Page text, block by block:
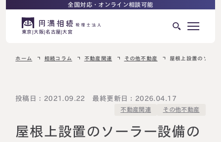
全国対応・オンライン相談可能
東京 大阪 名古屋 大宮
相続ロードマップ
相続税申告について
ホーム 相続コラム 不動産関連 その他不動産 屋根上設置のソー
投稿日：2021.09.22 最終更新日：2026.04.17
不動産関連 その他不動産
屋根上設置のソーラー設備の